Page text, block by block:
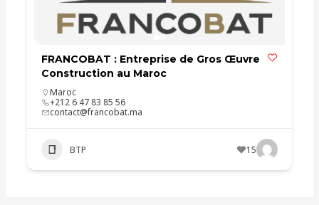
FRANCOBAT : Entreprise de Gros Œuvre
Construction au Maroc
Maroc
+212 6 47 83 85 56
contact@francobat.ma
BTP 15